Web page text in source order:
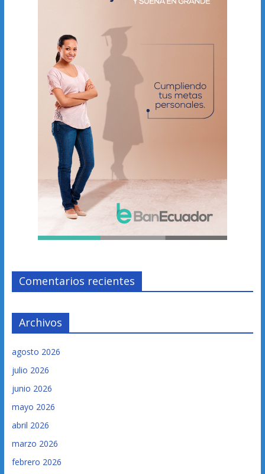
Comentarios recientes
Archivos
agosto 2026
julio 2026
junio 2026
mayo 2026
abril 2026
marzo 2026
febrero 2026